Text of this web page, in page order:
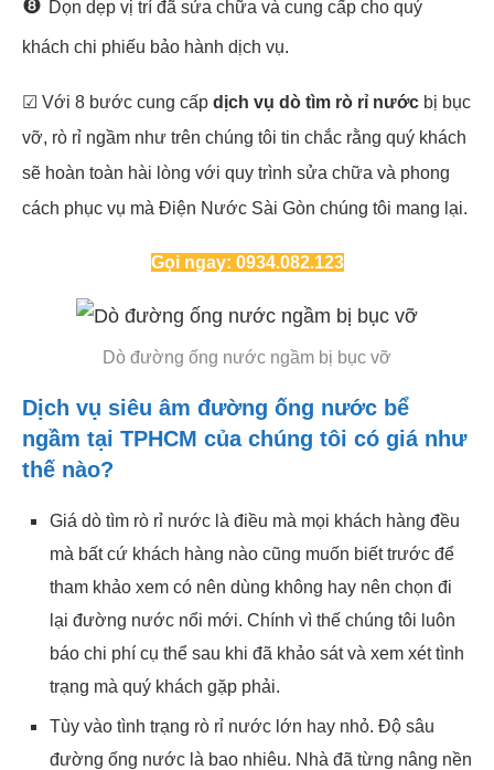
❽ Dọn dẹp vị trí đã sửa chữa và cung cấp cho quý
khách chi phiếu bảo hành dịch vụ.
☑ Với 8 bước cung cấp dịch vụ dò tìm rò rỉ nước bị bục
vỡ, rò rỉ ngầm như trên chúng tôi tin chắc rằng quý khách
sẽ hoàn toàn hài lòng với quy trình sửa chữa và phong
cách phục vụ mà Điện Nước Sài Gòn chúng tôi mang lại.
Gọi ngay: 0934.082.123
Dò đường ống nước ngầm bị bục vỡ
Dịch vụ siêu âm đường ống nước bể
ngầm tại TPHCM của chúng tôi có giá như
thế nào?
Giá dò tìm rò rỉ nước là điều mà mọi khách hàng đều
mà bất cứ khách hàng nào cũng muốn biết trước để
tham khảo xem có nên dùng không hay nên chọn đi
lại đường nước nổi mới. Chính vì thế chúng tôi luôn
báo chi phí cụ thể sau khi đã khảo sát và xem xét tình
trạng mà quý khách gặp phải.
Tùy vào tình trạng rò rỉ nước lớn hay nhỏ. Độ sâu
đường ống nước là bao nhiêu. Nhà đã từng nâng nền